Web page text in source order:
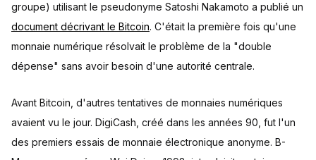
groupe) utilisant le pseudonyme Satoshi Nakamoto a publié un
document décrivant le Bitcoin. C'était la première fois qu'une
monnaie numérique résolvait le problème de la "double
dépense" sans avoir besoin d'une autorité centrale.
Avant Bitcoin, d'autres tentatives de monnaies numériques
avaient vu le jour. DigiCash, créé dans les années 90, fut l'un
des premiers essais de monnaie électronique anonyme. B-